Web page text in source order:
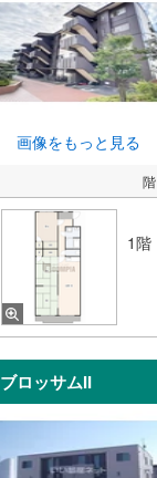
画像をもっと見る
階
1階
ブロッサムII